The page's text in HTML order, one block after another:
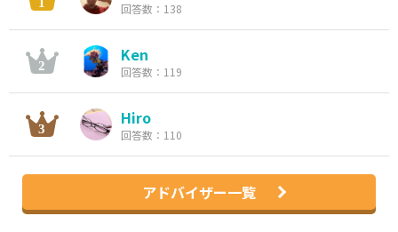
回答数：138
Ken
回答数：119
Hiro
回答数：110
アドバイザー一覧